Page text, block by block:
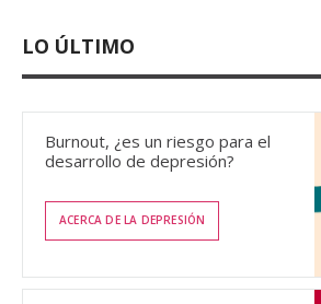
LO ÚLTIMO
Burnout, ¿es un riesgo para el
desarrollo de depresión?
ACERCA DE LA DEPRESIÓN